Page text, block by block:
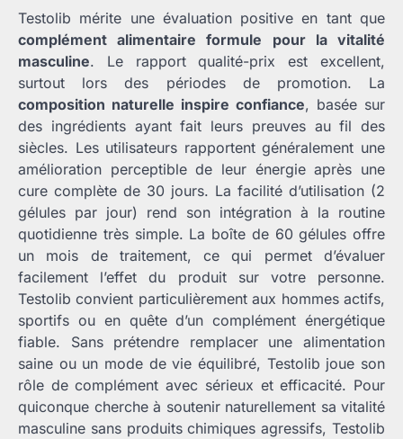
Testolib mérite une évaluation positive en tant que
complément alimentaire formule pour la vitalité
masculine. Le rapport qualité-prix est excellent,
surtout lors des périodes de promotion. La
composition naturelle inspire confiance, basée sur
des ingrédients ayant fait leurs preuves au fil des
siècles. Les utilisateurs rapportent généralement une
amélioration perceptible de leur énergie après une
cure complète de 30 jours. La facilité d’utilisation (2
gélules par jour) rend son intégration à la routine
quotidienne très simple. La boîte de 60 gélules offre
un mois de traitement, ce qui permet d’évaluer
facilement l’effet du produit sur votre personne.
Testolib convient particulièrement aux hommes actifs,
sportifs ou en quête d’un complément énergétique
fiable. Sans prétendre remplacer une alimentation
saine ou un mode de vie équilibré, Testolib joue son
rôle de complément avec sérieux et efficacité. Pour
quiconque cherche à soutenir naturellement sa vitalité
masculine sans produits chimiques agressifs, Testolib